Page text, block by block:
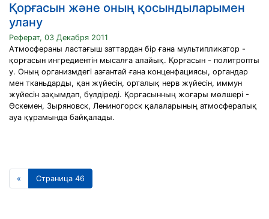
Қорғасын және оның қосындыларымен
улану
Реферат, 03 Декабря 2011
Атмосфераны ластағыш заттардан бір ғана мультипликатор -
қорғасын ингредиентін мысалға алайық. Қорғасын - политропты
у. Оның организмдегі азғантай ғана конценфациясы, органдар
мен тканьдарды, қан жүйесін, орталық нерв жүйесін, иммун
жүйесін зақымдап, бүлдіреді. Қорғасынның жоғары мөлшері -
Өскемен, Зыряновск, Лениногорск қалаларының атмосфералық
ауа құрамында байқалады.
« Страница 46